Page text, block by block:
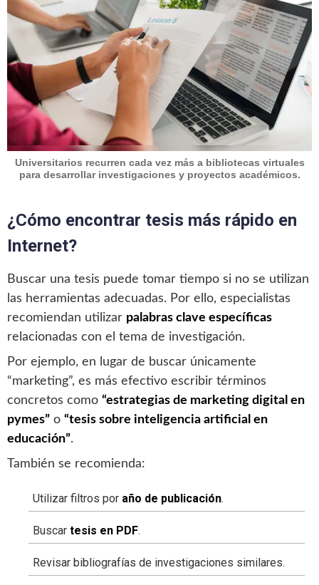
Universitarios recurren cada vez más a bibliotecas virtuales
para desarrollar investigaciones y proyectos académicos.
¿Cómo encontrar tesis más rápido en
Internet?
Buscar una tesis puede tomar tiempo si no se utilizan
las herramientas adecuadas. Por ello, especialistas
recomiendan utilizar palabras clave específicas
relacionadas con el tema de investigación.
Por ejemplo, en lugar de buscar únicamente
“marketing”, es más efectivo escribir términos
concretos como “estrategias de marketing digital en
pymes” o “tesis sobre inteligencia artificial en
educación”.
También se recomienda:
Utilizar filtros por año de publicación.
Buscar tesis en PDF.
Revisar bibliografías de investigaciones similares.